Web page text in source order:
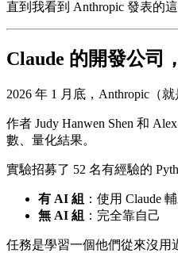
直到我看到 Anthropic 發表的
Claude 的開發公司
2026 年 1 月底，Anthropic（
作者 Judy Hanwen Shen 和
數、量化結果。
實驗招募了 52 名有經驗的
有 AI 組 ：使用 Claude
無 AI 組 ：完全靠自己
任務是學習一個他們從來沒用